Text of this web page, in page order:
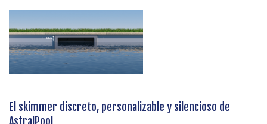
El skimmer discreto, personalizable y silencioso de
AstralPool